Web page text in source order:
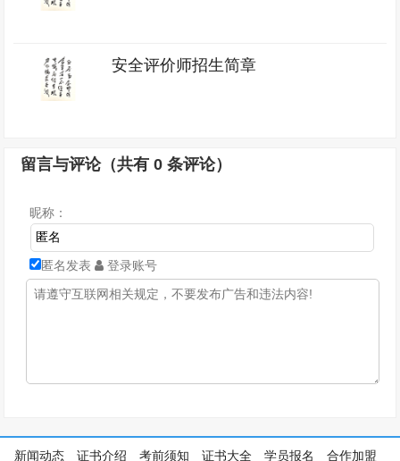
安全评价师招生简章
留言与评论（共有0 条评论）
昵称：
匿名发表 登录账号
新闻动态 证书介绍 考前须知 证书大全 学员报名 合作加盟